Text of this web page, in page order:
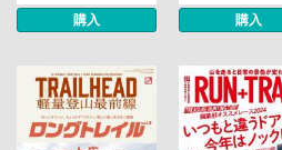
購入 購入